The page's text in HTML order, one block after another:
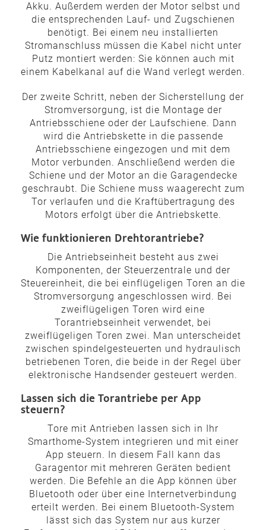
Akku. Außerdem werden der Motor selbst und
die entsprechenden Lauf- und Zugschienen
benötigt. Bei einem neu installierten
Stromanschluss müssen die Kabel nicht unter
Putz montiert werden: Sie können auch mit
einem Kabelkanal auf die Wand verlegt werden.
Der zweite Schritt, neben der Sicherstellung der
Stromversorgung, ist die Montage der
Antriebsschiene oder der Laufschiene. Dann
wird die Antriebskette in die passende
Antriebsschiene eingezogen und mit dem
Motor verbunden. Anschließend werden die
Schiene und der Motor an die Garagendecke
geschraubt. Die Schiene muss waagerecht zum
Tor verlaufen und die Kraftübertragung des
Motors erfolgt über die Antriebskette.
Wie funktionieren Drehtorantriebe?
Die Antriebseinheit besteht aus zwei
Komponenten, der Steuerzentrale und der
Steuereinheit, die bei einflügeligen Toren an die
Stromversorgung angeschlossen wird. Bei
zweiflügeligen Toren wird eine
Torantriebseinheit verwendet, bei
zweiflügeligen Toren zwei. Man unterscheidet
zwischen spindelgesteuerten und hydraulisch
betriebenen Toren, die beide in der Regel über
elektronische Handsender gesteuert werden.
Lassen sich die Torantriebe per App
steuern?
Tore mit Antrieben lassen sich in Ihr
Smarthome-System integrieren und mit einer
App steuern. In diesem Fall kann das
Garagentor mit mehreren Geräten bedient
werden. Die Befehle an die App können über
Bluetooth oder über eine Internetverbindung
erteilt werden. Bei einem Bluetooth-System
lässt sich das System nur aus kurzer